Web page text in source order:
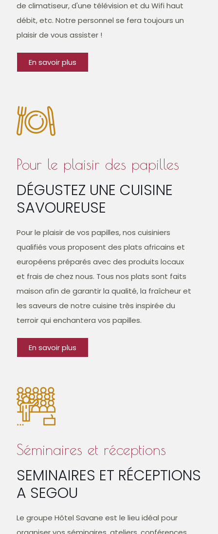
de climatiseur, d'une télévision et du Wifi haut
débit, etc. Notre personnel se fera toujours un
plaisir de vous assister !
En savoir plus
Pour le plaisir des papilles
DÉGUSTEZ UNE CUISINE
SAVOUREUSE
Pour le plaisir de vos papilles, nos cuisiniers
qualifiés vous proposent des plats africains et
européens préparés avec des produits locaux
et frais de chez nous. Tous nos plats sont faits
maison afin de garantir la qualité, la fraîcheur et
les saveurs de notre cuisine très inspirée du
terroir qui enchantera vos papilles.
En savoir plus
Séminaires et réceptions
SEMINAIRES ET RÉCEPTIONS
A SEGOU
Le groupe Hôtel Savane est le lieu idéal pour